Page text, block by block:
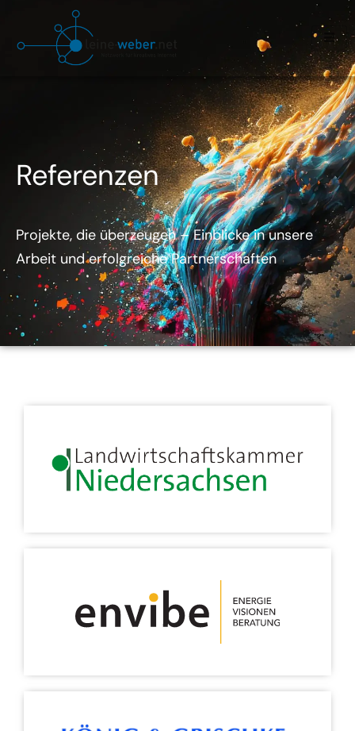
Referenzen
Projekte, die überzeugen – Einblicke in unsere
Arbeit und erfolgreiche Partnerschaften